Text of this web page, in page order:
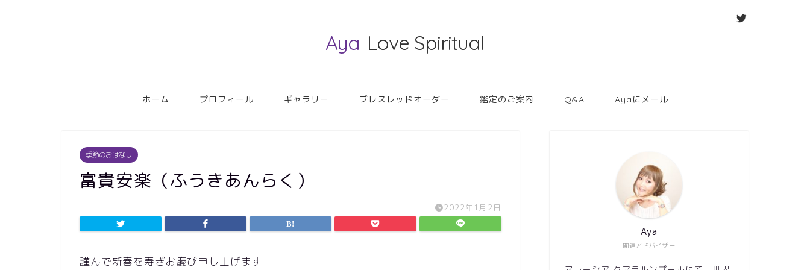
Aya Love Spiritual
ホーム プロフィール ギャラリー ブレスレッドオーダー 鑑定のご案内 Q&A Ayaにメール
季節のおはなし
富貴安楽（ふうきあんらく）
2022年1月2日
謹んで新春を寿ぎお慶び申し上げます
開運アドバイザー
Aya